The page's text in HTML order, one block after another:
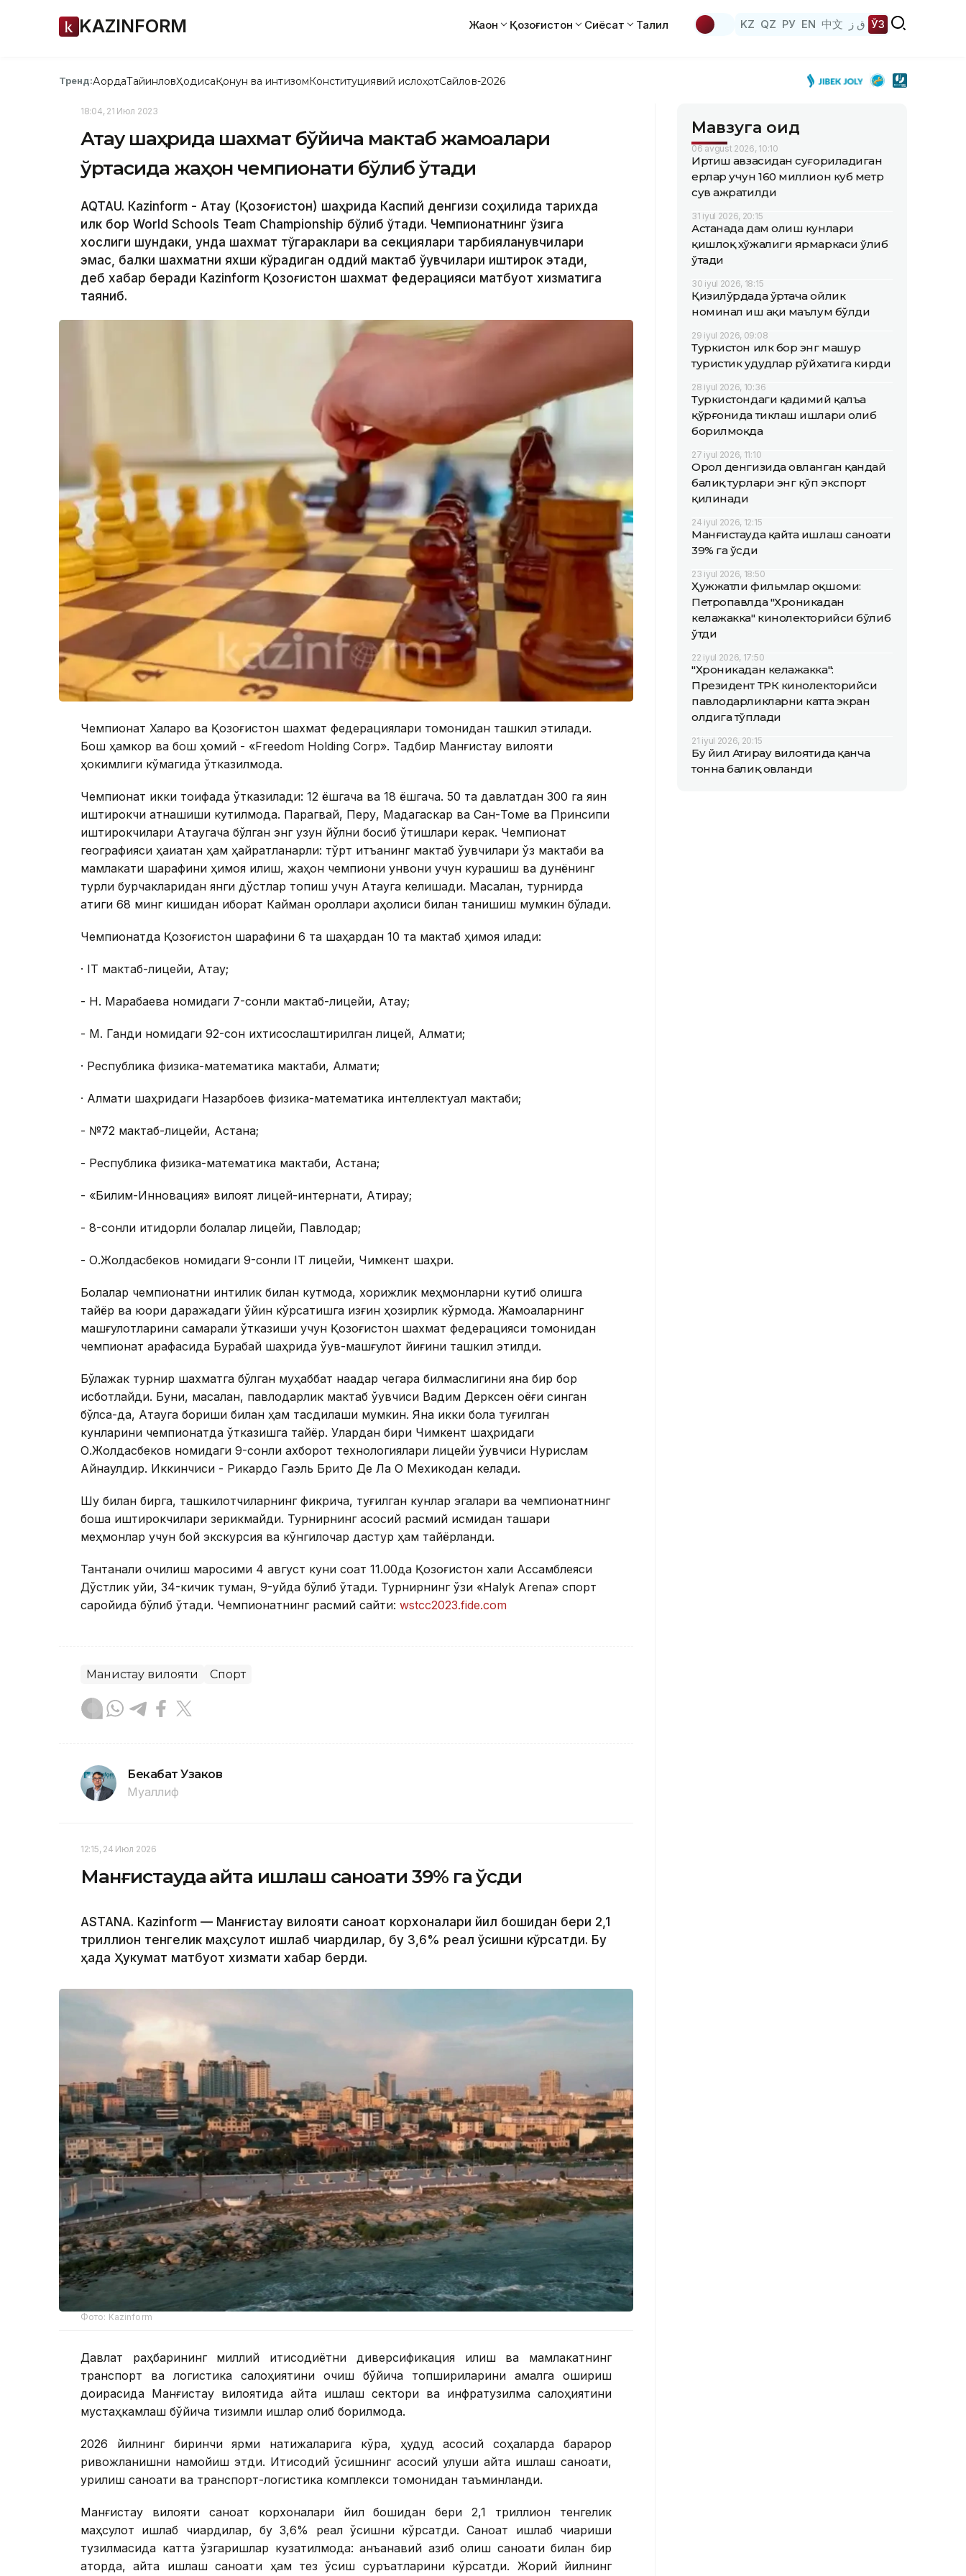
KAZINFORM Жаҳон Қозоғистон Сиёсат Таҳлил KZ QZ РУ EN 中文 ق ز ЎЗ
Тренд:АқордаТайинловҲодисаҚонун ва интизомКонституциявий ислоҳотСайлов-2026
18:04, 21 Июл 2023
Ақтау шаҳрида шахмат бўйича мактаб жамоалари
ўртасида жаҳон чемпионати бўлиб ўтади
AQTAU. Кazinform - Ақтау (Қозоғистон) шаҳрида Каспий денгизи соҳилида тарихда
илк бор World Schools Team Championship бўлиб ўтади. Чемпионатнинг ўзига
хослиги шундаки, унда шахмат тўгараклари ва секциялари тарбияланувчилари
эмас, балки шахматни яхши кўрадиган оддий мактаб ўқувчилари иштирок этади,
деб хабар беради Кazinform Қозоғистон шахмат федерацияси матбуот хизматига
таяниб.
Чемпионат Халқаро ва Қозоғистон шахмат федерациялари томонидан ташкил этилади.
Бош ҳамкор ва бош ҳомий - «Freedom Holding Corp». Тадбир Манғистау вилояти
ҳокимлиги кўмагида ўтказилмоқда.
Чемпионат икки тоифада ўтказилади: 12 ёшгача ва 18 ёшгача. 50 та давлатдан 300 га яқин
иштирокчи қатнашиши кутилмоқда. Парагвай, Перу, Мадагаскар ва Сан-Томе ва Принсипи
иштирокчилари Ақтаугача бўлган энг узун йўлни босиб ўтишлари керак. Чемпионат
географияси ҳақиқатан ҳам ҳайратланарли: тўрт қитъанинг мактаб ўқувчилари ўз мактаби ва
мамлакати шарафини ҳимоя қилиш, жаҳон чемпиони унвони учун курашиш ва дунёнинг
турли бурчакларидан янги дўстлар топиш учун Ақтауга келишади. Масалан, турнирда
атиги 68 минг кишидан иборат Кайман ороллари аҳолиси билан танишиш мумкин бўлади.
Чемпионатда Қозоғистон шарафини 6 та шаҳардан 10 та мактаб ҳимоя қилади:
· IТ мактаб-лицейи, Ақтау;
- Н. Марабаева номидаги 7-сонли мактаб-лицейи, Ақтау;
- М. Ганди номидаги 92-сон ихтисослаштирилган лицей, Алмати;
· Республика физика-математика мактаби, Алмати;
· Алмати шаҳридаги Назарбоев физика-математика интеллектуал мактаби;
- №72 мактаб-лицейи, Астана;
- Республика физика-математика мактаби, Астана;
- «Билим-Инновация» вилоят лицей-интернати, Атирау;
- 8-сонли иқтидорли болалар лицейи, Павлодар;
- О.Жолдасбеков номидаги 9-сонли IТ лицейи, Чимкент шаҳри.
Болалар чемпионатни интиқлик билан кутмоқда, хорижлик меҳмонларни кутиб олишга
тайёр ва юқори даражадаги ўйин кўрсатишга қизғин ҳозирлик кўрмоқда. Жамоаларнинг
машғулотларини самарали ўтказиши учун Қозоғистон шахмат федерацияси томонидан
чемпионат арафасида Бурабай шаҳрида ўқув-машғулот йиғини ташкил этилди.
Бўлажак турнир шахматга бўлган муҳаббат нақадар чегара билмаслигини яна бир бор
исботлайди. Буни, масалан, павлодарлик мактаб ўқувчиси Вадим Дерксен оёғи синган
бўлса-да, Ақтауга бориши билан ҳам тасдиқлаши мумкин. Яна икки бола туғилган
кунларини чемпионатда ўтказишга тайёр. Улардан бири Чимкент шаҳридаги
О.Жолдасбеков номидаги 9-сонли ахборот технологиялари лицейи ўқувчиси Нурислам
Айнақулдир. Иккинчиси - Рикардо Гаэль Брито Де Ла О Мехикодан келади.
Шу билан бирга, ташкилотчиларнинг фикрича, туғилган кунлар эгалари ва чемпионатнинг
бошқа иштирокчилари зерикмайди. Турнирнинг асосий расмий қисмидан ташқари
меҳмонлар учун бой экскурсия ва кўнгилочар дастур ҳам тайёрланди.
Тантанали очилиш маросими 4 август куни соат 11.00да Қозоғистон халқи Ассамблеяси
Дўстлик уйи, 34-кичик туман, 9-уйда бўлиб ўтади. Турнирнинг ўзи «Halyk Arena» спорт
саройида бўлиб ўтади. Чемпионатнинг расмий сайти: wstcc2023.fide.com
Манғистау вилояти Спорт
Бекабат Узаков
Муаллиф
12:15, 24 Июл 2026
Манғистауда қайта ишлаш саноати 39% га ўсди
ASTANА. Кazinform — Манғистау вилояти саноат корхоналари йил бошидан бери 2,1
триллион тенгелик маҳсулот ишлаб чиқардилар, бу 3,6% реал ўсишни кўрсатди. Бу
ҳақда Ҳукумат матбуот хизмати хабар берди.
Фото: Kazinform
Давлат раҳбарининг миллий иқтисодиётни диверсификация қилиш ва мамлакатнинг
транспорт ва логистика салоҳиятини очиш бўйича топшириқларини амалга ошириш
доирасида Манғистау вилоятида қайта ишлаш сектори ва инфратузилма салоҳиятини
мустаҳкамлаш бўйича тизимли ишлар олиб борилмоқда.
2026 йилнинг биринчи ярми натижаларига кўра, ҳудуд асосий соҳаларда барқарор
ривожланишни намойиш этди. Иқтисодий ўсишнинг асосий улуши қайта ишлаш саноати,
қурилиш саноати ва транспорт-логистика комплекси томонидан таъминланди.
Манғистау вилояти саноат корхоналари йил бошидан бери 2,1 триллион тенгелик
маҳсулот ишлаб чиқардилар, бу 3,6% реал ўсишни кўрсатди. Саноат ишлаб чиқариши
тузилмасида катта ўзгаришлар кузатилмоқда: анъанавий қазиб олиш саноати билан бир
қаторда, қайта ишлаш саноати ҳам тез ўсиш суръатларини кўрсатди. Жорий йилнинг
Мавзуга оид
06 avgust 2026, 10:10
Иртиш ҳавзасидан суғориладиган
ерлар учун 160 миллион куб метр
сув ажратилди
31 iyul 2026, 20:15
Астанада дам олиш кунлари
қишлоқ хўжалиги ярмаркаси ўлиб
ўтади
30 iyul 2026, 18:15
Қизилўрдада ўртача ойлик
номинал иш ҳақи маълум бўлди
29 iyul 2026, 09:08
Туркистон илк бор энг машҳур
туристик ҳудудлар рўйхатига кирди
28 iyul 2026, 10:36
Туркистондаги қадимий қалъа
қўрғонида тиклаш ишлари олиб
борилмоқда
27 iyul 2026, 11:10
Орол денгизида овланган қандай
балиқ турлари энг кўп экспорт
қилинади
24 iyul 2026, 12:15
Манғистауда қайта ишлаш саноати
39% га ўсди
23 iyul 2026, 18:50
Ҳужжатли фильмлар оқшоми:
Петропавлда "Хроникадан
келажакка" кинолекторийси бўлиб
ўтди
22 iyul 2026, 17:50
"Хроникадан келажакка":
Президент ТРК кинолекторийси
павлодарликларни катта экран
олдига тўплади
21 iyul 2026, 20:15
Бу йил Атирау вилоятида қанча
тонна балиқ овланди